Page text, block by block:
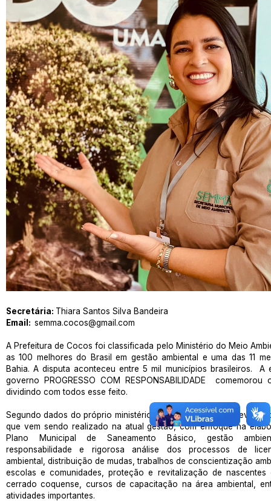
Secretária: Thiara Santos Silva Bandeira
Email: semma.cocos@gmail.com
A Prefeitura de Cocos foi classificada pelo Ministério do Meio
as 100 melhores do Brasil em gestão ambiental e uma das 11
Bahia. A disputa aconteceu entre 5 mil municípios brasileiros. A
governo PROGRESSO COM RESPONSABILIDADE comemorou
dividindo com todos esse feito.
Segundo dados do próprio ministério, a indicação se deu devido
que vem sendo realizado na atual gestão, com enfoque na
Plano Municipal de Saneamento Básico, gestão
responsabilidade e rigorosa análise dos processos de
ambiental, distribuição de mudas, trabalhos de conscientização
escolas e comunidades, proteção e revitalização de
cerrado coquense, cursos de capacitação na área ambiental,
atividades importantes.